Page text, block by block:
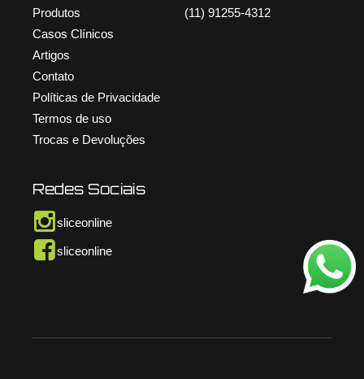
Produtos
Casos Clínicos
Artigos
Contato
Políticas de Privacidade
Termos de uso
Trocas e Devoluções
(11) 91255-4312
Redes Sociais
sliceonline
sliceonline